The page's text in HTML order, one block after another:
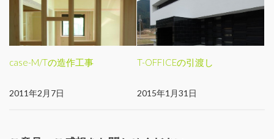
case-M/Tの造作工事
2011年2月7日
T-OFFICEの引渡し
2015年1月31日